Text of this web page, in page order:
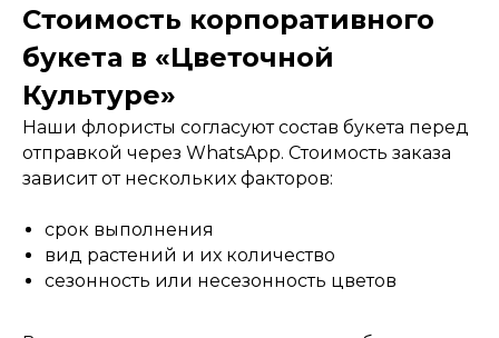
Стоимость корпоративного
букета в «Цветочной
Культуре»
Наши флористы согласуют состав букета перед
отправкой через WhatsApp. Стоимость заказа
зависит от нескольких факторов:
срок выполнения
вид растений и их количество
сезонность или несезонность цветов